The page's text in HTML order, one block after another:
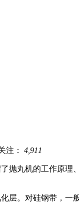
注： 4,911
抛丸机的工作原理
层。对硅钢带，